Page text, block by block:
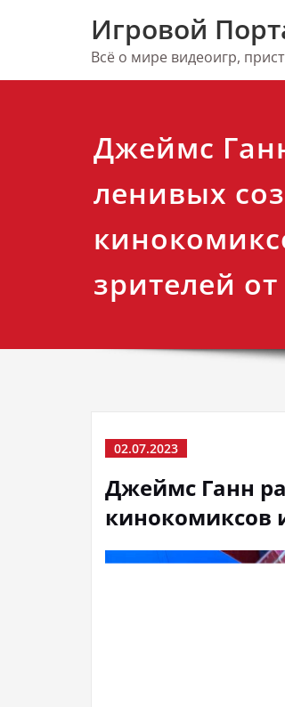
Игровой
Всё о мире видеоигр,
Джеймс
ленивых
зрителей
02.07.2023
Джеймс Ганн
кинокомиксов